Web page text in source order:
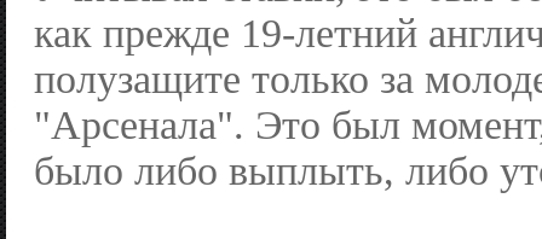
как прежде 19-летний
полузащите только за
"Арсенала". Это был
было либо выплыть, либо